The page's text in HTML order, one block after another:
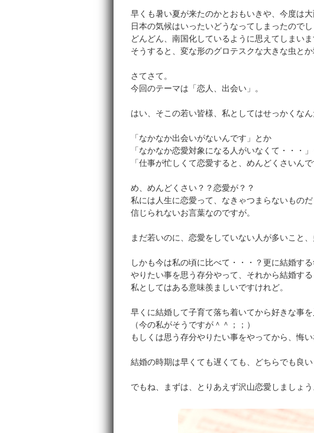
早くも暑い夏が来たのかとおもいきや、今度は大
日本の気候はいったいどうなってしまったのでし
どんどん、南国化しているように思えてしまいま
そうすると、変な形のグロテスクな大きな虫と
さてさて。
今回のテーマは「恋人、出会い」。
はい、そこの若い皆様、私としてはせっかくな
「なかなか出会いがないんです」とか
「なかなか恋愛対象になる人がいなくて・・・
「仕事が忙しくて恋愛すると、めんどくさいん
め、めんどくさい？？恋愛が？？
私には人生に恋愛って、なきゃつまらないもの
信じられないお言葉なのですが。
まだ若いのに、恋愛をしていない人が多いこと、
しかも今は私の頃に比べて・・・？更に結婚す
やりたい事を思う存分やって、それから結婚す
私としてはある意味羨ましいですけれど。
早くに結婚して子育て落ち着いてから好きな事
（今の私がそうですが＾＾；；）
もしくは思う存分やりたい事をやってから、悔い
結婚の時期は早くても遅くても、どちらでも良い
でもね、まずは、とりあえず沢山恋愛しましょう